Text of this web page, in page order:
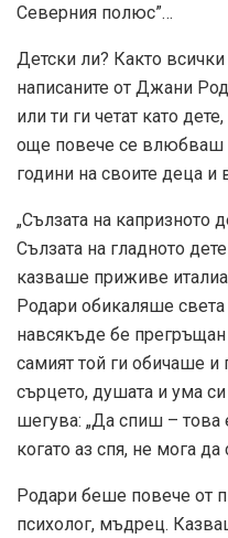
Северния полюс”…
Детски ли? Както
написаните от Джани
или ти ги четат като
още повече се влюбваш
години на своите деца и
„Сълзата на капризното
Сълзата на гладното
казваше приживе
Родари обикаляше
навсякъде бе прегръщан
самият той ги обичаше
сърцето, душата и ума
шегува: „Да спиш – това
когато аз спя, не мога
Родари беше повече от
психолог, мъдрец.